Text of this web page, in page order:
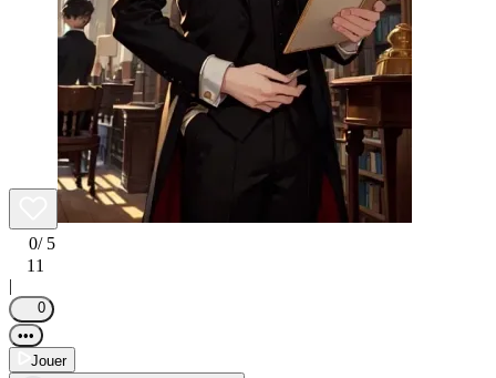
0/ 5
11
|
0
•••
Jouer